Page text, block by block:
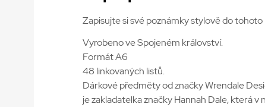
Zapisujte si své poznámky stylově do
Vyrobeno ve Spojeném království.
Formát A6
48 linkovaných listů.
Dárkové předměty od značky Wrendale
je zakladatelka značky Hannah Dale, která